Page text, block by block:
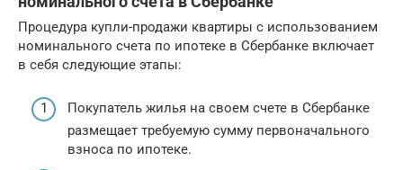
Процедура купли-продажи квартиры с использованием
номинального счета по ипотеке в Сбербанке включает
в себя следующие этапы:
Покупатель жилья на своем счете в Сбербанке
размещает требуемую сумму первоначального
взноса по ипотеке.